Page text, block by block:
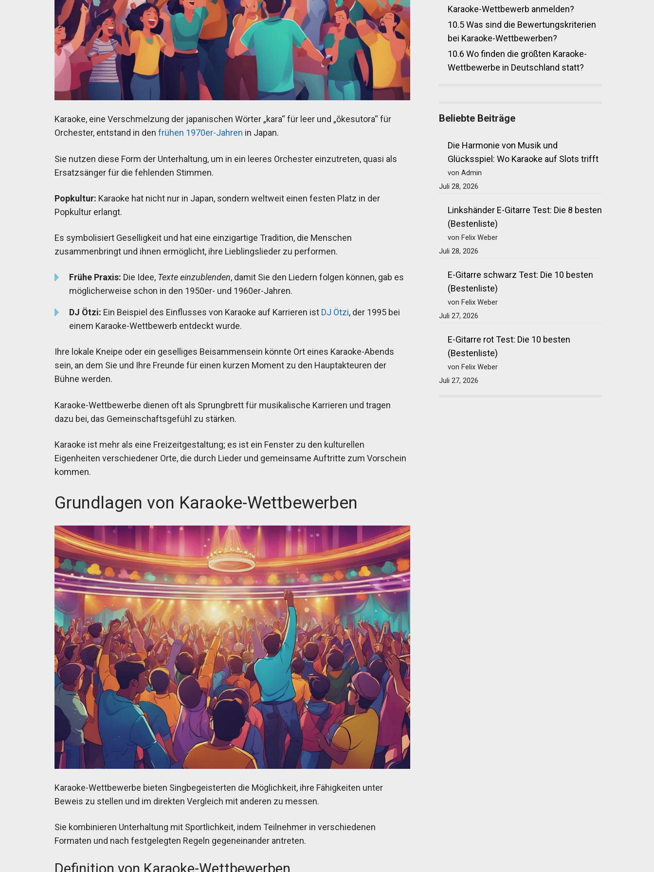
Karaoke, eine Verschmelzung der japanischen Wörter „kara“ für leer und „ōkesutora“ für
Orchester, entstand in den frühen 1970er-Jahren in Japan.
Sie nutzen diese Form der Unterhaltung, um in ein leeres Orchester einzutreten, quasi als
Ersatzsänger für die fehlenden Stimmen.
Popkultur: Karaoke hat nicht nur in Japan, sondern weltweit einen festen Platz in der
Popkultur erlangt.
Es symbolisiert Geselligkeit und hat eine einzigartige Tradition, die Menschen
zusammenbringt und ihnen ermöglicht, ihre Lieblingslieder zu performen.
Frühe Praxis: Die Idee, Texte einzublenden, damit Sie den Liedern folgen können, gab es
möglicherweise schon in den 1950er- und 1960er-Jahren.
DJ Ötzi: Ein Beispiel des Einflusses von Karaoke auf Karrieren ist DJ Ötzi, der 1995 bei
einem Karaoke-Wettbewerb entdeckt wurde.
Ihre lokale Kneipe oder ein geselliges Beisammensein könnte Ort eines Karaoke-Abends
sein, an dem Sie und Ihre Freunde für einen kurzen Moment zu den Hauptakteuren der
Bühne werden.
Karaoke-Wettbewerbe dienen oft als Sprungbrett für musikalische Karrieren und tragen
dazu bei, das Gemeinschaftsgefühl zu stärken.
Karaoke ist mehr als eine Freizeitgestaltung; es ist ein Fenster zu den kulturellen
Eigenheiten verschiedener Orte, die durch Lieder und gemeinsame Auftritte zum Vorschein
kommen.
Grundlagen von Karaoke-Wettbewerben
Karaoke-Wettbewerbe bieten Singbegeisterten die Möglichkeit, ihre Fähigkeiten unter
Beweis zu stellen und im direkten Vergleich mit anderen zu messen.
Sie kombinieren Unterhaltung mit Sportlichkeit, indem Teilnehmer in verschiedenen
Formaten und nach festgelegten Regeln gegeneinander antreten.
Definition von Karaoke-Wettbewerben
Karaoke-Wettbewerb anmelden?
10.5Was sind die Bewertungskriterien
bei Karaoke-Wettbewerben?
10.6 Wo finden die größten Karaoke-
Wettbewerbe in Deutschland statt?
Beliebte Beiträge
Die Harmonie von Musik und
Glücksspiel: Wo Karaoke auf Slots trifft
von Admin
Juli 28, 2026
Linkshänder E-Gitarre Test: Die 8 besten
(Bestenliste)
von Felix Weber
Juli 28, 2026
E-Gitarre schwarz Test: Die 10 besten
(Bestenliste)
von Felix Weber
Juli 27, 2026
E-Gitarre rot Test: Die 10 besten
(Bestenliste)
von Felix Weber
Juli 27, 2026